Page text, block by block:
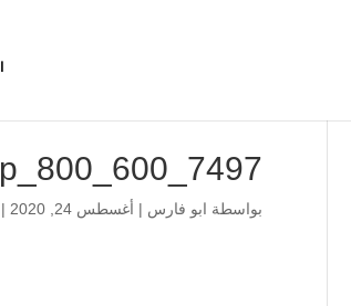
7497_img_2117ahpp_800_600
بواسطة ابو فارس | أغسطس 24, 2020 |